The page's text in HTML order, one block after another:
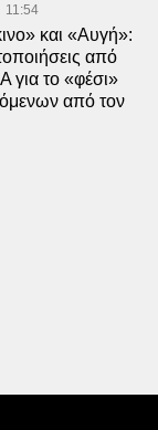
11:54
και «Αυγή»:
από
για το «φέσι»
από τον